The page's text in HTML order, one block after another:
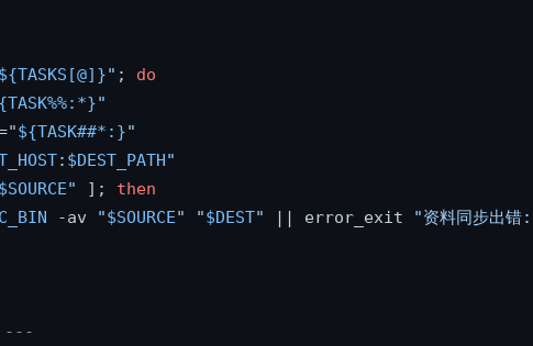
${TASKS[@]}" ; do
"
"${TASK##*:}"
: $DEST_PATH"
$SOURCE" ]; then
-av "$SOURCE" "$DEST" || error_exit "资料同步出错:
---